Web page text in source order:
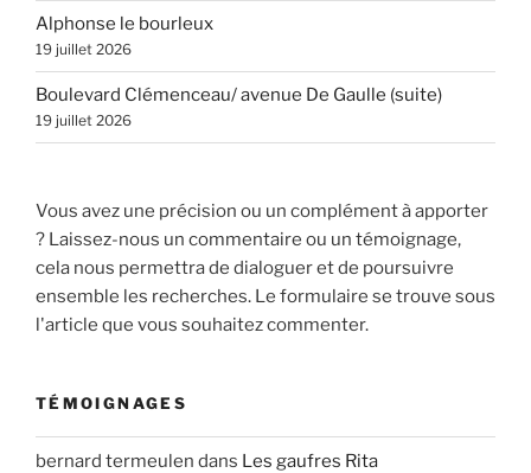
Alphonse le bourleux
19 juillet 2026
Boulevard Clémenceau/ avenue De Gaulle (suite)
19 juillet 2026
Vous avez une précision ou un complément à apporter
? Laissez-nous un commentaire ou un témoignage,
cela nous permettra de dialoguer et de poursuivre
ensemble les recherches. Le formulaire se trouve sous
l'article que vous souhaitez commenter.
TÉMOIGNAGES
bernard termeulen dans Les gaufres Rita